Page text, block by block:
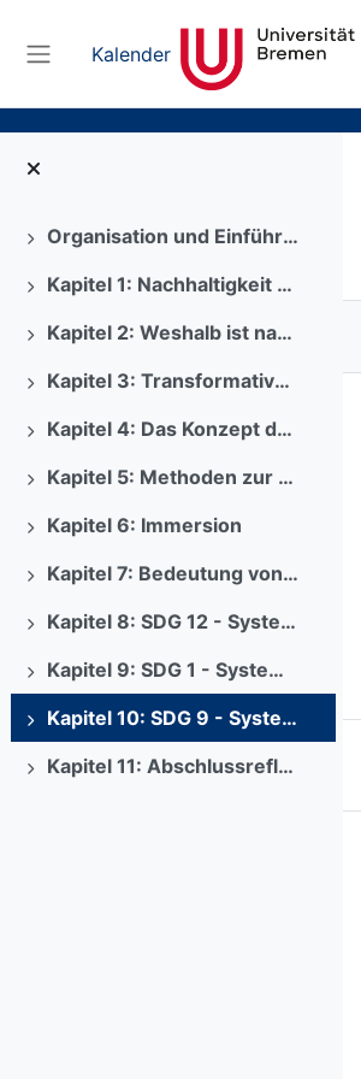
Website-Übersicht
Kalender
Ausklappen Organisation und Einführung
Ausklappen Kapitel 1: Nachhaltigkeit und Digitalisierung - wie passt das zusammen?
Ausklappen Kapitel 2: Weshalb ist nachhaltiges Handeln so schwer?
Ausklappen Kapitel 3: Transformative Bidung für Nachhaltigkeit
Ausklappen Kapitel 4: Das Konzept des Systemischen Denkens
Ausklappen Kapitel 5: Methoden zur Komplexitätsbewältigung
Ausklappen
Kapitel 6: Immersion
Ausklappen Kapitel 7: Bedeutung von Lernen in VR
Ausklappen Kapitel 8: SDG 12 - Systemische Erkundung des nachhaltigen Konsums in VR
Ausklappen Kapitel 9: SDG 1 - Systemische Erkundung von Armut in VR
Ausklappen Kapitel 10: SDG 9 - Systemische Erkundung nachhaltiger Industrie, Innovation & Infrastruktur in VR
Ausklappen Kapitel 11: Abschlussreflexion